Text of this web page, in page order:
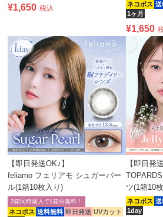
¥1,650 税込 ネコポス 送
1ヶ月
¥1,650
【即日発送OK♪】
feliamo フェリアモ シュガーパー
ル(1箱10枚入り)
ネコポス 送料無料 即日発送 UVカット
3箱同時購入で1箱分無料！
【即日発
ツ(1箱10
ネコポス 送
1day